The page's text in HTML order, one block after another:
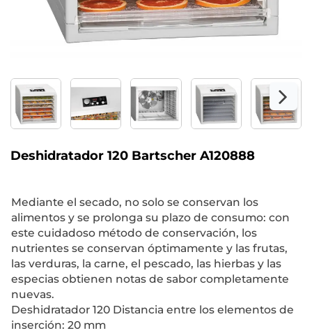
Deshidratador 120 Bartscher A120888
Mediante el secado, no solo se conservan los
alimentos y se prolonga su plazo de consumo: con
este cuidadoso método de conservación, los
nutrientes se conservan óptimamente y las frutas,
las verduras, la carne, el pescado, las hierbas y las
especias obtienen notas de sabor completamente
nuevas.
Deshidratador 120 Distancia entre los elementos de
inserción: 20 mm